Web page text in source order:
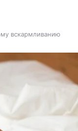
вскармливанию